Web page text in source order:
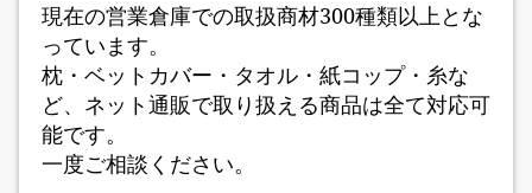
現在の営業倉庫での取扱商材300種類以上とな
っています。
枕・ベットカバー・タオル・紙コップ・糸な
ど、ネット通販で取り扱える商品は全て対応可
能です。
一度ご相談ください。